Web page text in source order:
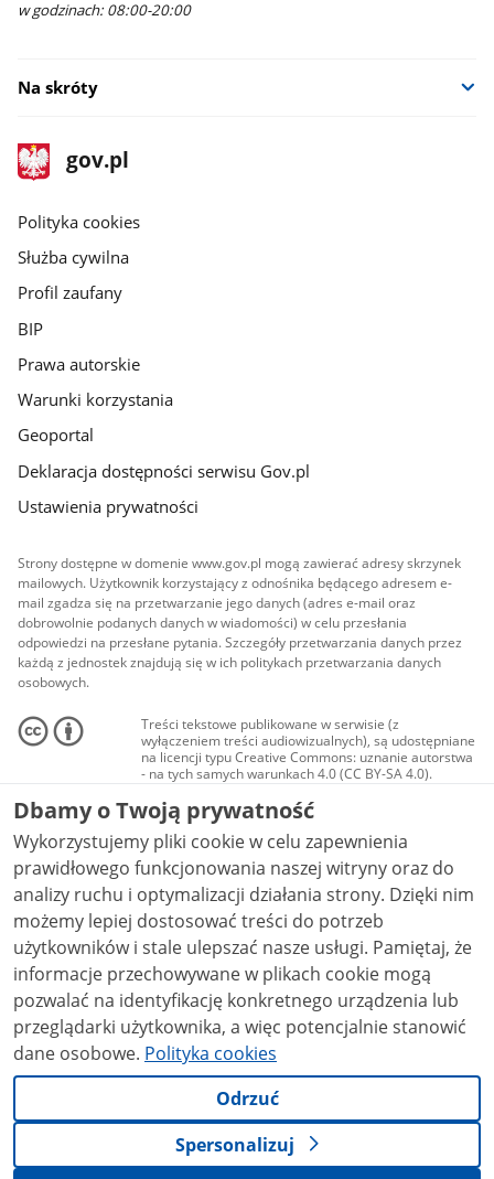
w godzinach: 08:00-20:00
Na skróty
stopka
gov.pl
Strona
gov.pl
gov.pl
Polityka cookies
Służba cywilna
Profil zaufany
BIP
Prawa autorskie
Warunki korzystania
Geoportal
Deklaracja dostępności serwisu Gov.pl
Ustawienia prywatności
Strony dostępne w domenie www.gov.pl mogą zawierać adresy skrzynek
mailowych. Użytkownik korzystający z odnośnika będącego adresem e-
mail zgadza się na przetwarzanie jego danych (adres e-mail oraz
dobrowolnie podanych danych w wiadomości) w celu przesłania
odpowiedzi na przesłane pytania. Szczegóły przetwarzania danych przez
każdą z jednostek znajdują się w ich politykach przetwarzania danych
osobowych.
Treści tekstowe publikowane w serwisie (z
wyłączeniem treści audiowizualnych), są udostępniane
na licencji typu Creative Commons: uznanie autorstwa
- na tych samych warunkach 4.0 (CC BY-SA 4.0).
Materiały audiowizualne, w tym zdjęcia, materiały
audio i wideo, są udostępniane na licencji typu
Creative Commons: uznanie autorstwa użycie
niekomercyjne - bez utworów zależnych 4.0 (CC BY-
NC-ND 4.0), o ile nie jest to stwierdzone inaczej.
Dbamy o Twoją prywatność
Wykorzystujemy pliki cookie w celu zapewnienia
prawidłowego funkcjonowania naszej witryny oraz do
analizy ruchu i optymalizacji działania strony. Dzięki nim
możemy lepiej dostosować treści do potrzeb
użytkowników i stale ulepszać nasze usługi. Pamiętaj, że
informacje przechowywane w plikach cookie mogą
pozwalać na identyfikację konkretnego urządzenia lub
przeglądarki użytkownika, a więc potencjalnie stanowić
dane osobowe. Polityka cookies
Odrzuć
Spersonalizuj